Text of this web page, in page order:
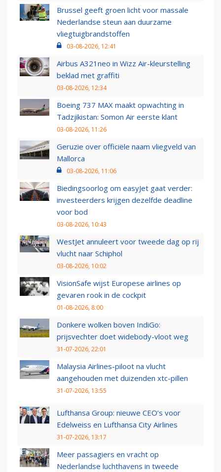
Brussel geeft groen licht voor massale
Nederlandse steun aan duurzame
vliegtuigbrandstoffen
03-08-2026, 12:41
Airbus A321neo in Wizz Air-kleurstelling
beklad met graffiti
03-08-2026, 12:34
Boeing 737 MAX maakt opwachting in
Tadzjikistan: Somon Air eerste klant
03-08-2026, 11:26
Geruzie over officiële naam vliegveld van
Mallorca
03-08-2026, 11:06
Biedingsoorlog om easyJet gaat verder:
investeerders krijgen dezelfde deadline
voor bod
03-08-2026, 10:43
WestJet annuleert voor tweede dag op rij
vlucht naar Schiphol
03-08-2026, 10:02
VisionSafe wijst Europese airlines op
gevaren rook in de cockpit
01-08-2026, 8:00
Donkere wolken boven IndiGo:
prijsvechter doet widebody-vloot weg
31-07-2026, 22:01
Malaysia Airlines-piloot na vlucht
aangehouden met duizenden xtc-pillen
31-07-2026, 13:55
Lufthansa Group: nieuwe CEO’s voor
Edelweiss en Lufthansa City Airlines
31-07-2026, 13:17
Meer passagiers en vracht op
Nederlandse luchthavens in tweede